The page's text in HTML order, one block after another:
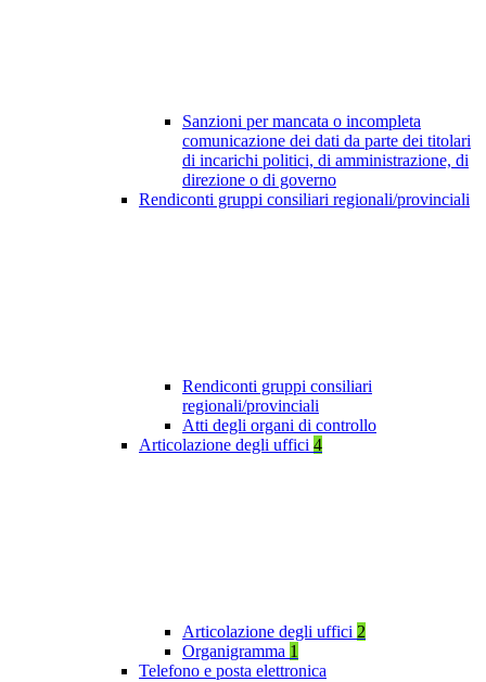
Sanzioni per mancata o incompleta
comunicazione dei dati da parte dei titolari
di incarichi politici, di amministrazione, di
direzione o di governo
Rendiconti gruppi consiliari regionali/provinciali
Rendiconti gruppi consiliari
regionali/provinciali
Atti degli organi di controllo
Articolazione degli uffici 4
Articolazione degli uffici 2
Organigramma 1
Telefono e posta elettronica